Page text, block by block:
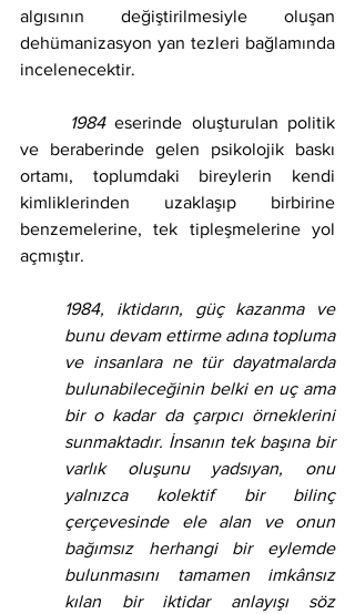
algısının değiştirilmesiyle oluşan
dehümanizasyon yan tezleri bağlamında
incelenecektir.
	1984
eserinde oluşturulan politik
ve beraberinde gelen psikolojik baskı
ortamı, toplumdaki bireylerin kendi
kimliklerinden uzaklaşıp birbirine
benzemelerine, tek tipleşmelerine yol
açmıştır.
1984, iktidarın, güç kazanma ve
bunu devam ettirme adına topluma
ve insanlara ne tür dayatmalarda
bulunabileceğinin belki en uç ama
bir o kadar da çarpıcı örneklerini
sunmaktadır. İnsanın tek başına bir
varlık oluşunu yadsıyan, onu
yalnızca kolektif bir bilinç
çerçevesinde ele alan ve onun
bağımsız herhangi bir eylemde
bulunmasını tamamen imkânsız
kılan bir iktidar anlayışı söz